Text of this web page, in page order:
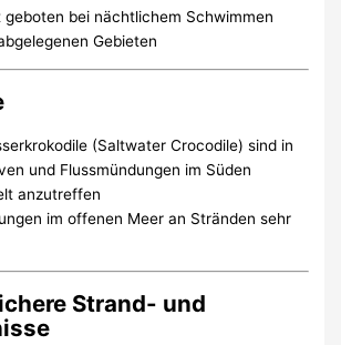
geboten bei nächtlichem Schwimmen
Gebieten
(Saltwater Crocodile) sind in
und Flussmündungen im Süden
anzutreffen
im offenen Meer an Stränden sehr
Strand- und